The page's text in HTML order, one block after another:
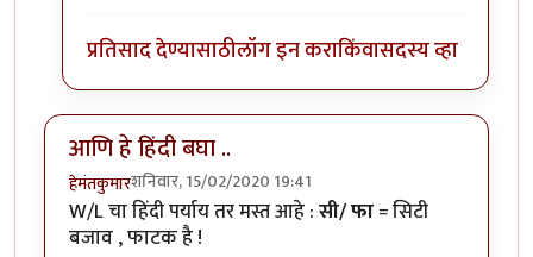
प्रतिसाद देण्यासाठीलॉग इन कराकिंवासदस्य व्हा
आणि हे हिंदी बघा ..
हेमंतकुमारशनिवार, 15/02/2020 19:41
W/L चा हिंदी पर्याय तर मस्त आहे :सी/ फा= सिटी
बजाव , फाटक है !